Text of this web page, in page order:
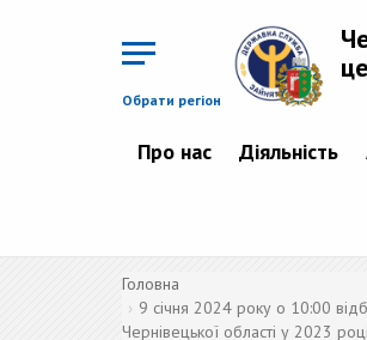
Обрати регіон
Про нас Діяльність
Головна
9 січня 2024 року о 10:00
Чернівецької області у 2023